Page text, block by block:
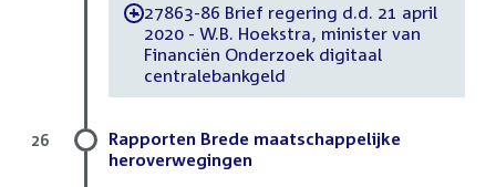
-27863-86 Brief regering d.d. 21 april
2020 - W.B. Hoekstra, minister van
Financiën Onderzoek digitaal
centralebankgeld
Rapporten Brede maatschappelijke
heroverwegingen
26